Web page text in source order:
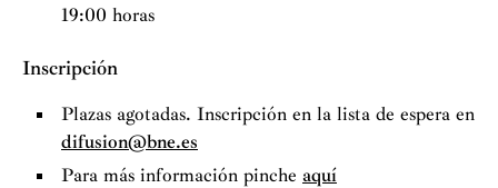
19:00 horas
Inscripción
Plazas agotadas. Inscripción en la lista de espera en
difusion@bne.es
Para más información pinche aquí